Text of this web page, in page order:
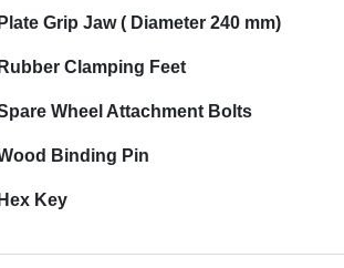
Grip Jaw ( Diameter 240 mm)
Clamping Feet
Wheel Attachment Bolts
Binding Pin
Key